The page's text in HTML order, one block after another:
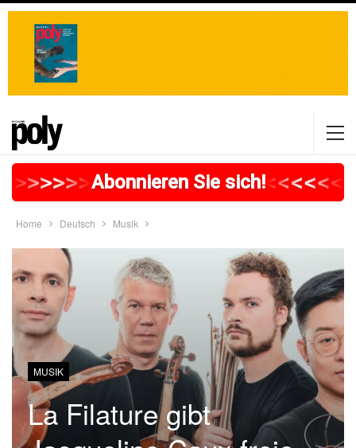
>>>>>>>>>>>>>>>>>
Abonnieren Sie sich!<<<<<<<
Home Deutsch Musik
MUSIK
La Filature gibt